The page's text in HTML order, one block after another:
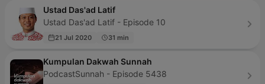
Ustad Das'ad Latif
Ustad Das'ad Latif - Episode 10
21 Jul 2020 31 min
Kumpulan Dakwah Sunnah
PodcastSunnah - Episode 5438